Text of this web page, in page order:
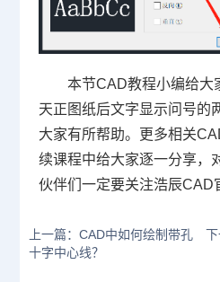
本节CAD教程小编给大
天正图纸后文字显示问号的
大家有所帮助。更多相关
续课程中给大家逐一分享，
伙伴们一定要关注浩辰CAD
上一篇：CAD中如何绘制带孔
十字中心线？